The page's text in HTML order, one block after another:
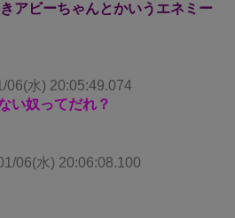
アビーちゃんとかいうエネミー
06(水) 20:05:49.074
い奴ってだれ？
06(水) 20:06:08.100